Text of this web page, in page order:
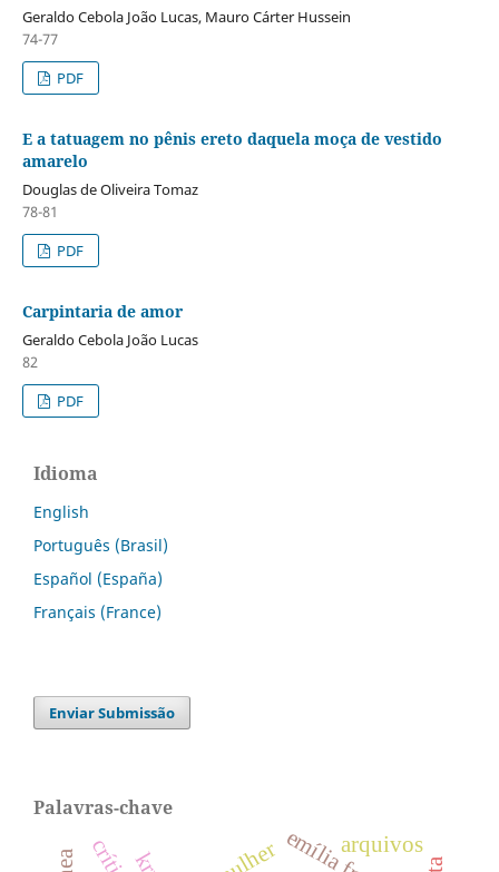
Geraldo Cebola João Lucas, Mauro Cárter Hussein
74-77
PDF
E a tatuagem no pênis ereto daquela moça de vestido
amarelo
Douglas de Oliveira Tomaz
78-81
PDF
Carpintaria de amor
Geraldo Cebola João Lucas
82
PDF
Idioma
English
Português (Brasil)
Español (España)
Français (France)
Enviar Submissão
Palavras-chave
arquivos